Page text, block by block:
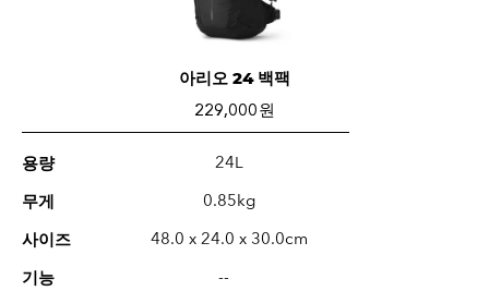
아리오 24 백팩
229,000 원
용량 24L
무게 0.85kg
사이즈 48.0 x 24.0 x 30.0cm
기능 --